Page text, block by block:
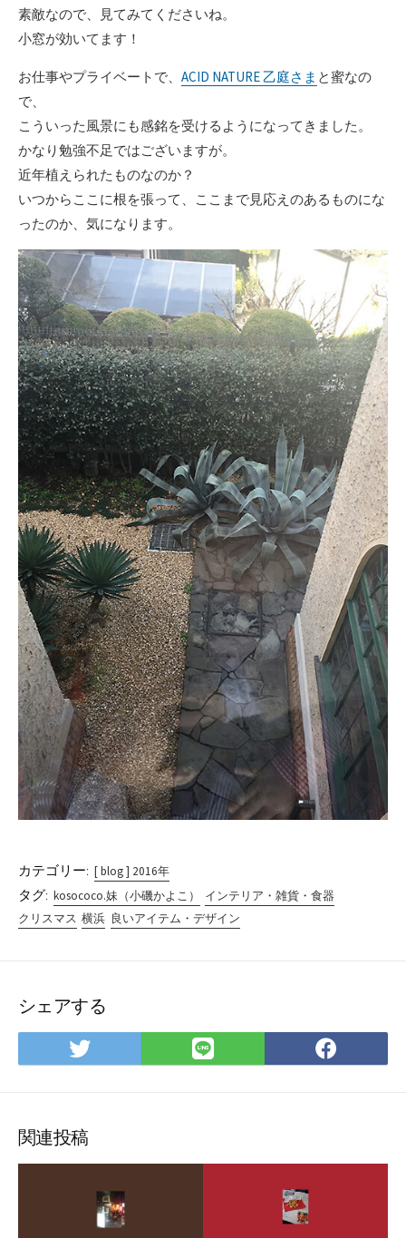
素敵なので、見てみてくださいね。
小窓が効いてます！
お仕事やプライベートで、 ACID NATURE 乙庭さま と蜜なの
で、
こういった風景にも感銘を受けるようになってきました。
かなり勉強不足ではございますが。
近年植えられたものなのか？
いつからここに根を張って、ここまで見応えのあるものにな
ったのか、気になります。
カテゴリー: [ blog ] 2016年
タグ: kosococo.妹（小磯かよこ）
インテリア・雑貨・食器
クリスマス 横浜 良いアイテム・デザイン
シェアする
Twitter
で
LINE
で
で
関連投稿